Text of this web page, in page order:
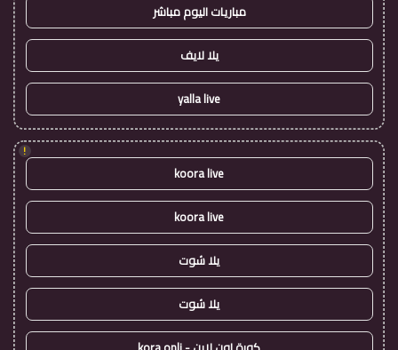
مباريات اليوم مباشر
يلا لايف
yalla live
!
koora live
koora live
يلا شوت
يلا شوت